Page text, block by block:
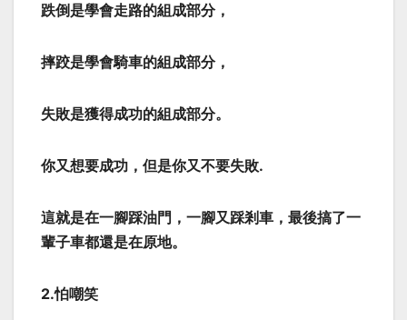
跌倒是學會走路的組成部分，
摔跤是學會騎車的組成部分，
失敗是獲得成功的組成部分。
你又想要成功，但是你又不要失敗.
這就是在一腳踩油門，一腳又踩剎車，最後搞了一
輩子車都還是在原地。
2.怕嘲笑